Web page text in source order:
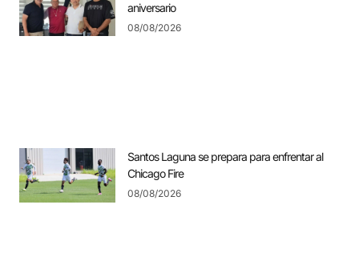
aniversario
08/08/2026
Santos Laguna se prepara para enfrentar al
Chicago Fire
08/08/2026